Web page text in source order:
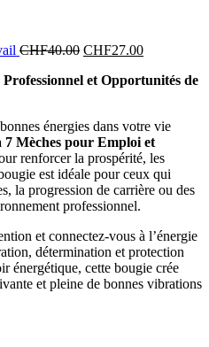
CHF40.00 CHF27.00
Professionnel et Opportunités de
énergies dans votre vie
7 Mèches pour Emploi et
renforcer la prospérité, les
est idéale pour ceux qui
la progression de carrière ou des
professionnel.
et connectez-vous à l’énergie
détermination et protection
énergétique, cette bougie crée
et pleine de bonnes vibrations